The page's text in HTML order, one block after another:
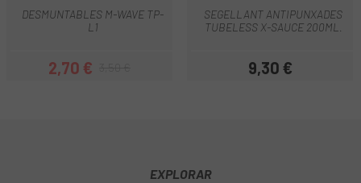
DESMUNTABLES M-WAVE TP-
L1
Preu
2,70 €Preu regular
SEGELLANT ANTIPUNXADES
TUBELESS X-SAUCE 200ML.
Preu
9,30 €
EXPLORAR